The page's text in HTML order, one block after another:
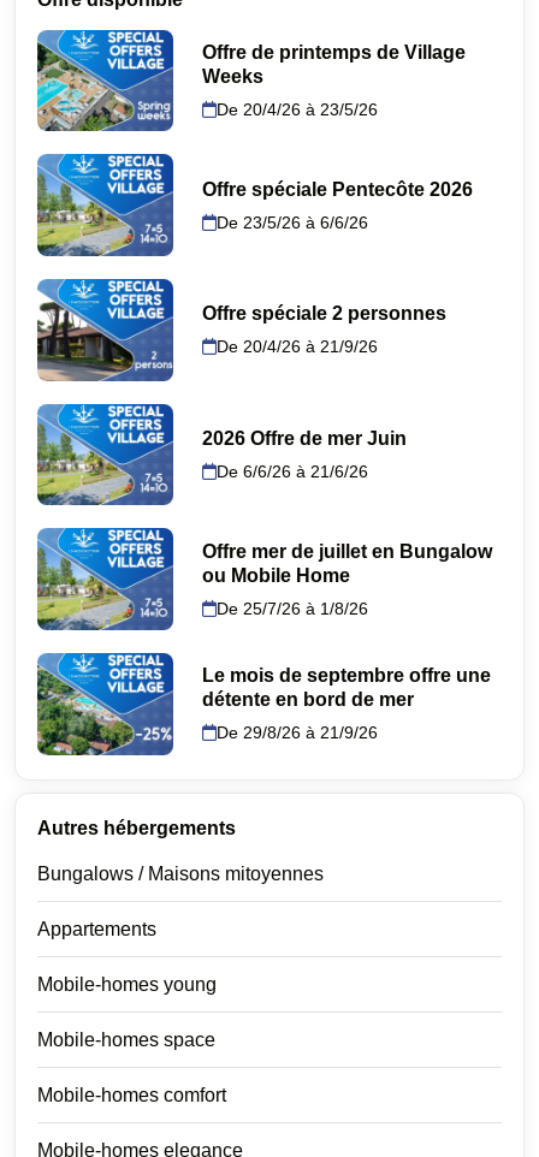
Offre de printemps de Village
Weeks
De 20/4/26 à 23/5/26
Offre spéciale Pentecôte 2026
De 23/5/26 à 6/6/26
Offre spéciale 2 personnes
De 20/4/26 à 21/9/26
2026 Offre de mer Juin
De 6/6/26 à 21/6/26
Offre mer de juillet en Bungalow
ou Mobile Home
De 25/7/26 à 1/8/26
Le mois de septembre offre une
détente en bord de mer
De 29/8/26 à 21/9/26
Autres hébergements
Bungalows / Maisons mitoyennes
Appartements
Mobile-homes young
Mobile-homes space
Mobile-homes comfort
Mobile-homes elegance